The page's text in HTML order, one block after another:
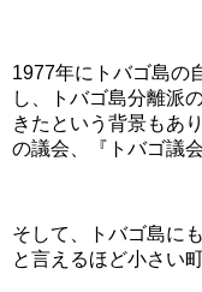
1977年にトバゴ島の
し、トバゴ島分離派
きたという背景もあ
の議会、『トバゴ議
そして、トバゴ島に
と言えるほど小さい町